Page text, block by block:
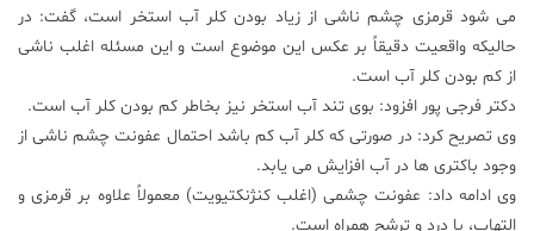
می‌ شود قرمزی چشم ناشی از زیاد بودن کلر آب استخر است، گفت: در
حالیکه واقعیت دقیقاً بر عکس این موضوع است و این مسئله اغلب ناشی
از کم بودن کلر آب است.
دکتر فرجی پور افزود: بوی تند آب استخر نیز بخاطر کم بودن کلر آب است.
وی تصریح کرد: در صورتی که کلر آب کم باشد احتمال عفونت چشم ناشی از
وجود باکتری ها در آب افزایش می یابد.
وی ادامه داد: عفونت چشمی (اغلب کنژنکتیویت) معمولاً علاوه بر قرمزی و
التهاب، با درد و ترشح همراه است.